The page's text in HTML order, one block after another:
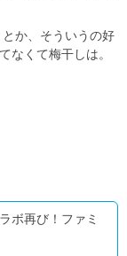
か、そういうの好
なくて梅干しは。
ボ再び！ファミ